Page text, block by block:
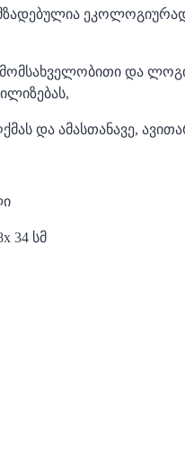
და
და ამასთანავე,
34 სმ